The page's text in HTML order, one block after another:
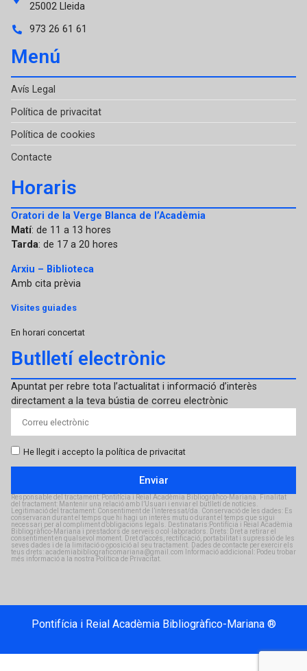
25002 Lleida
973 26 61 61
Menú
Avís Legal
Política de privacitat
Política de cookies
Contacte
Horaris
Oratori de la Verge Blanca de l’Acadèmia
Matí: de 11 a 13 hores
Tarda: de 17 a 20 hores
Arxiu – Biblioteca
Amb cita prèvia
Visites guiades
En horari concertat
Butlletí electrònic
Apuntat per rebre tota l’actualitat i informació d’interès
directament a la teva bústia de correu electrònic
He llegit i accepto la política de privacitat
Enviar
Responsable del tractament: Pontifícia i Reial Acadèmia Bibliogràfico-Mariana. Finalitat
del tractament: Mantenir una relació amb l’Usuari i enviar el butlletí de notícies.
Legitimació del tractament: Consentiment de l’interessat/da. Conservació de les dades: Es
conservaran durant el temps que hi hagi un interès mutu o durant el temps que sigui
necessari per al compliment d’obligacions legals. Destinataris:Pontifícia i Reial Acadèmia
Bibliogràfico-Mariana i prestadors de serveis o col·laboradors. Drets: Dret a retirar el
consentiment en qualsevol moment. Dret d’accés, rectificació, portabilitat i supressió de les
seves dades i de la limitació o oposició al seu tractament. Dades de contacte per exercir els
teus drets: academiabibliograficomariana@gmail.com Informació addicional: Podeu trobar
més informació a la nostra Política de Privacitat.
Pontifícia i Reial Acadèmia Bibliogràfico-Mariana ®